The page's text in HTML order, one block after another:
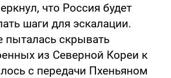
что Россия будет
шаги для эскалации.
скрывать
из Северной Кореи к
с передачи Пхеньяном